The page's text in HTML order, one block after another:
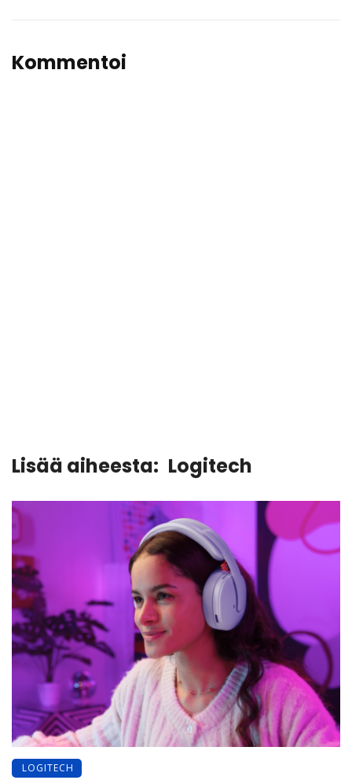
Kommentoi
Lisää aiheesta: Logitech
LOGITECH